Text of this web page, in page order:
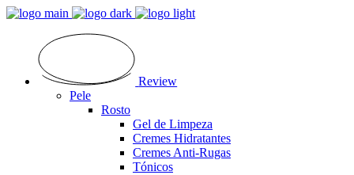
Review
Pele
Rosto
Gel de Limpeza
Cremes Hidratantes
Cremes Anti-Rugas
Tónicos